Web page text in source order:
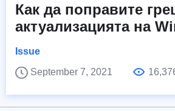
Как да поправите
актуализацията на
Issue
September 7, 2021